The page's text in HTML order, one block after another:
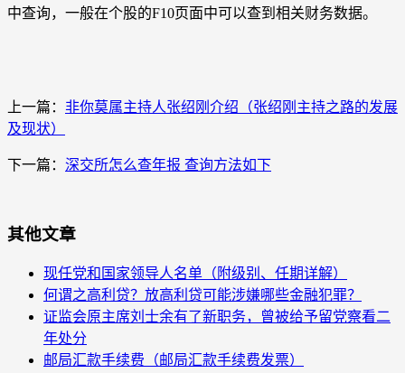
中查询，一般在个股的F10页面中可以查到相关财务数据。
上一篇： 非你莫属主持人张绍刚介绍（张绍刚主持之路的发展
及现状）
下一篇： 深交所怎么查年报 查询方法如下
其他文章
现任党和国家领导人名单（附级别、任期详解）
何谓之高利贷？放高利贷可能涉嫌哪些金融犯罪？
证监会原主席刘士余有了新职务，曾被给予留党察看二
年处分
邮局汇款手续费（邮局汇款手续费发票）